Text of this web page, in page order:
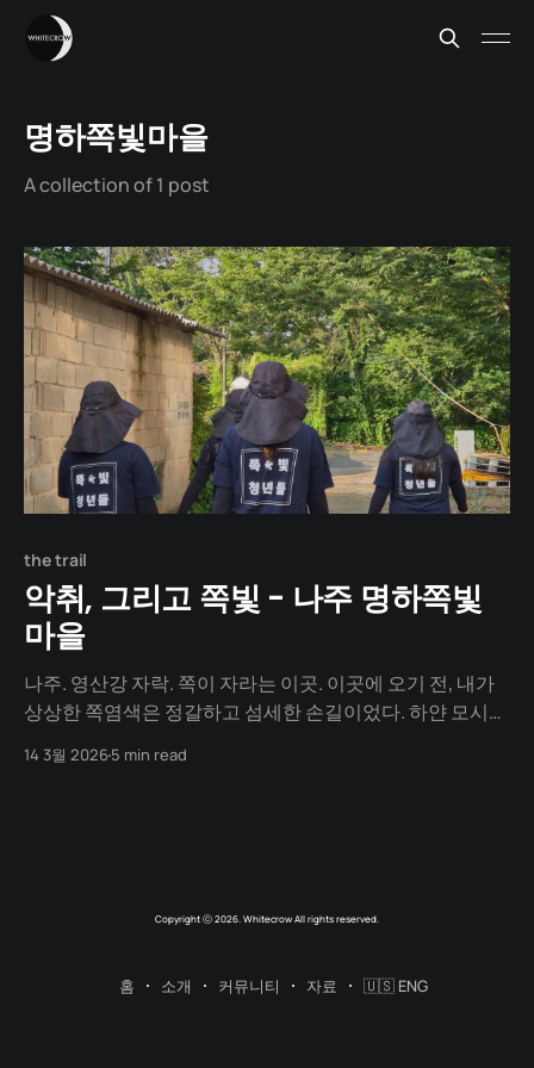
명하쪽빛마을
A collection of 1 post
the trail
악취, 그리고 쪽빛 - 나주 명하쪽빛
마을
나주. 영산강 자락. 쪽이 자라는 이곳. 이곳에 오기 전, 내가
상상한 쪽염색은 정갈하고 섬세한 손길이었다. 하얀 모시가
해가 뜨기 전부터 문을 두드리는 소리가 방 전체를 울리고
14 3월 20265 min read
Copyright ⓒ 2026. Whitecrow All rights reserved.
홈 소개 커뮤니티 자료 🇺🇸 ENG